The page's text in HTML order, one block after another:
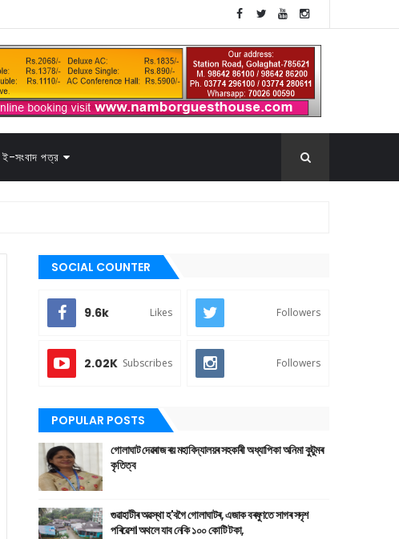
ই-সংবাদ পত্র
SOCIAL COUNTER
9.6k Likes Followers
2.02K Subscribes Followers
POPULAR POSTS
গোলাঘাট দেৱৰাজ ৰয় মহাবিদ্যালয়ৰ সহকাৰী অধ্যাপিকা অনিমা কুটুমৰ
কৃতিত্ব
গুৱাহাটীৰ অৱস্থা হ'বগৈ গোলাঘাটৰ, এজাক বৰষুণতে সাগৰ সদৃশ
পৰিৱেশ। অথলে যাব নেকি ১০০ কোটি টকা,